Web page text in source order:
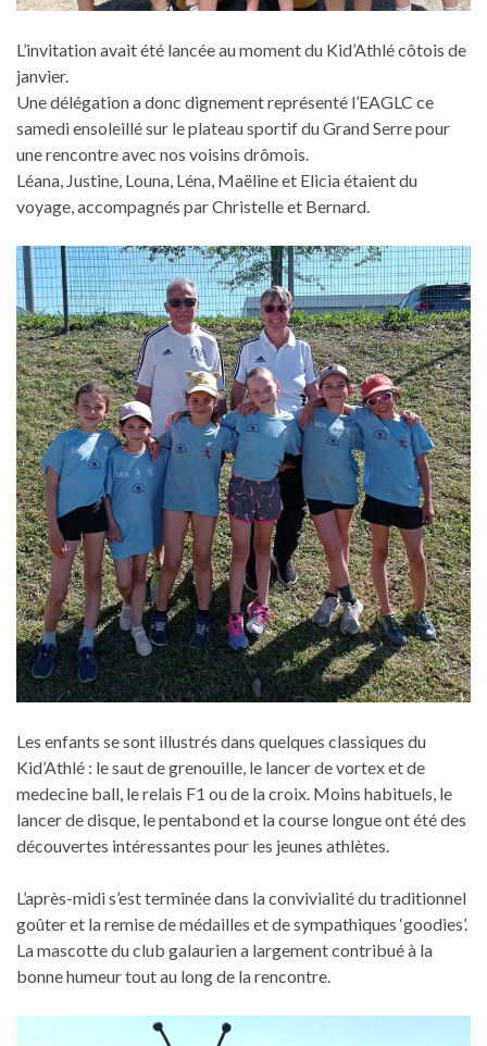
L’invitation avait été lancée au moment du Kid’Athlé côtois de
janvier.
Une délégation a donc dignement représenté l’EAGLC ce
samedi ensoleillé sur le plateau sportif du Grand Serre pour
une rencontre avec nos voisins drômois.
Léana, Justine, Louna, Léna, Maëline et Elicia étaient du
voyage, accompagnés par Christelle et Bernard.
Les enfants se sont illustrés dans quelques classiques du
Kid’Athlé : le saut de grenouille, le lancer de vortex et de
medecine ball, le relais F1 ou de la croix. Moins habituels, le
lancer de disque, le pentabond et la course longue ont été des
découvertes intéressantes pour les jeunes athlètes.
L’après-midi s’est terminée dans la convivialité du traditionnel
goûter et la remise de médailles et de sympathiques ‘goodies’.
La mascotte du club galaurien a largement contribué à la
bonne humeur tout au long de la rencontre.